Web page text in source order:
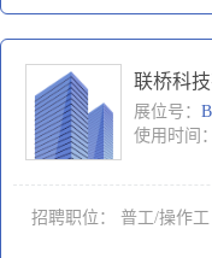
联桥科
展位号：
使用时间
招聘职位： 普工/操作工